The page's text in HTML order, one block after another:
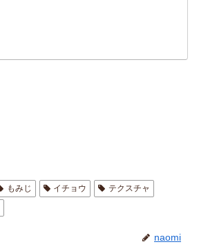
もみじ イチョウ
テクスチャ
naomi